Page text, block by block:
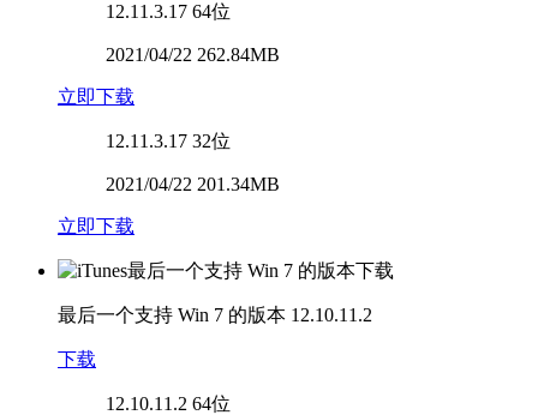
12.11.3.17 64位
2021/04/22 262.84MB
立即下载
12.11.3.17 32位
2021/04/22 201.34MB
立即下载
最后一个支持 Win 7 的版本 12.10.11.2
下载
12.10.11.2 64位